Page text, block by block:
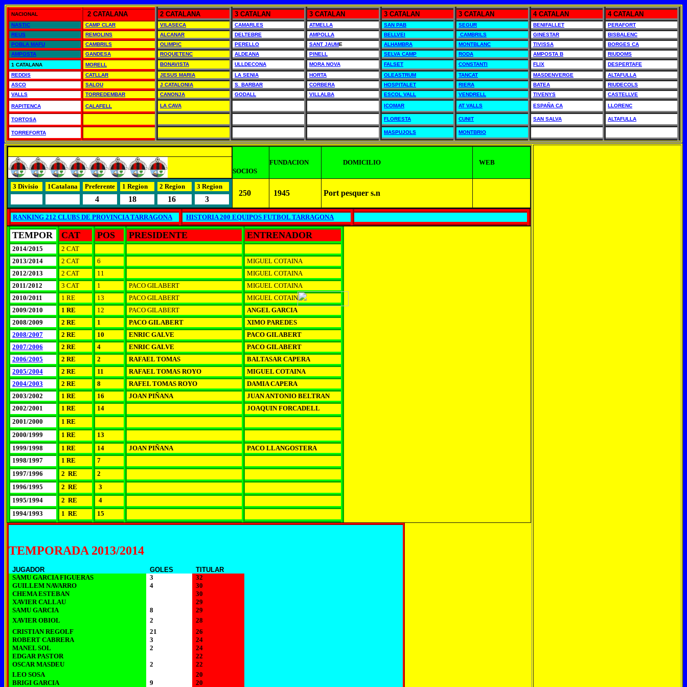
NACIONAL 2 CATALANA 2 CATALANA 3 CATALAN 3 CATALAN 3 CATALAN 3 CATALAN 4 CATALAN 4 CATALAN
NASTIC CAMP CLAR VILASECA CAMARLES ATMELLA SAN PAB SEGUR BENIFALLET
PERAFORT
REUS
REMOLINS ALCANAR DELTEBRE AMPOLLA BELLVEI CAMBRILS GINESTAR
BISBALENC
POBLA MAFU
CAMBRILS OLIMPIC PERELLO SANT JAUME ALHAMBRA MONTBLANC TIVISSA
BORGES CA
AMPOSTA
GANDESA ROQUETENC ALDEANA PINELL SELVA CAMP RODA AMPOSTA B
RIUDOMS
1 CATALANA
MORELL BONAVISTA ULLDECONA MORA NOVA FALSET CONSTANTI FLIX
DESPERTAFE
REDDIS
CATLLAR JESUS MARIA LA SENIA HORTA OLEASTRUM TANCAT MASDENVERGE
ALTAFULLA
ASCO
SALOU J CATALONIA S. BARBAR CORBERA HOSPITALET RIERA BATEA
RIUDECOLS
VALLS
TORREDEMBAR CANONJA GODALL VILLALBA ESCOL VALL VENDRELL TIVENYS CASTELLVE
RAPITENCA CALAFELL LA CAVA ICOMAR AT VALLS ESPAÑA CA LLORENC
TORTOSA FLORESTA CUNIT SAN SALVA ALTAFULLA
TORREFORTA MASPUJOLS MONTBRIO
SOCIOS
FUNDACION DOMICILIO WEB
3 Divisio 1Catalana Preferente 1 Region 2 Region 3 Region
4 18 16 3
250 1945 Port pesquer s.n
RANKING 212 CLUBS DE PROVINCIA TARRAGONA HISTORIA 200 EQUIPOS FUTBOL TARRAGONA
TEMPOR CAT POS PRESIDENTE ENTRENADOR
2014/2015
2 CAT
2013/2014
2 CAT 6
MIGUEL COTAINA
2012/2013
2 CAT 11
MIGUEL COTAINA
2011/2012
3 CAT 1 PACO GILABERT
MIGUEL COTAINA
2010/2011
1 RE 13 PACO GILABERT
MIGUEL COTAINA
2009/2010
1 RE 12 PACO GILABERT
ANGEL GARCIA
2008/2009
2 RE 1 PACO GILABERT
XIMO PAREDES
2008/2007
2 RE 10 ENRIC GALVE
PACO GILABERT
2007/2006
2 RE 4 ENRIC GALVE
PACO GILABERT
2006/2005
2 RE 2 RAFAEL TOMAS
BALTASAR CAPERA
2005/2004
2 RE 11 RAFAEL TOMAS ROYO
MIGUEL COTAINA
2004/2003
2 RE 8 RAFEL TOMAS ROYO
DAMIA CAPERA
2003/2002
1 RE 16 JOAN PIÑANA
JUAN ANTONIO BELTRAN
2002/2001
1 RE 14
JOAQUIN FORCADELL
2001/2000
1 RE
2000/1999
1 RE
13
1999/1998
1 RE 14 JOAN PIÑANA
PACO LLANGOSTERA
1998/1997
1 RE
7
1997/1996
2 RE
2
1996/1995
2 RE
3
1995/1994
2 RE
4
1994/1993
1 RE 15
TEMPORADA 2013/2014
JUGADOR GOLES
TITULAR
SAMU GARCIA FIGUERAS
3
32
GUILLEM NAVARRO
4
30
CHEMA ESTEBAN
30
XAVIER CALLAU
29
SAMU GARCIA
8
29
XAVIER OBIOL
2
28
CRISTIAN REGOLF
21
26
ROBERT CABRERA
3
24
MANEL SOL
2
24
EDGAR PASTOR
22
OSCAR MASDEU
2
22
LEO SOSA
20
BRIGI GARCIA
9 20